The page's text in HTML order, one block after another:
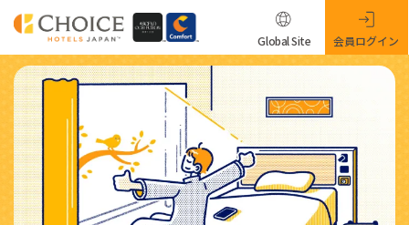
Global Site 会員ログイン